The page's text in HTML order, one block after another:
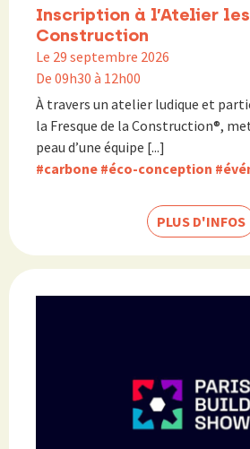
Inscription à l’Atelier
Construction
Le 29 septembre 2026
De 09h30 à 12h00
À travers un atelier ludique et
la Fresque de la Construction®,
peau d’une équipe [...]
#carbone #éco-conception
PLUS D'INFOS